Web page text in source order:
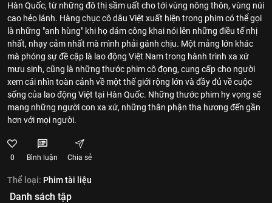
Hàn Quốc, từ những đô thị sầm uất cho tới vùng nông thôn, vùng núi
cao hẻo lánh. Hàng chục cô dâu Việt xuất hiện trong phim có thể gọi
là những "anh hùng" khi họ dám công khai nói lên những điều tế nhị
nhất, nhạy cảm nhất mà mình phải gánh chịu. Một mảng lớn khác
mà phóng sự đề cập là lao động Việt Nam trong hành trình xa xứ
mưu sinh, cũng là những thước phim cô đọng, cung cấp cho người
xem cái nhìn toàn cảnh về một thế giới rộng lớn và đầy đủ về cuộc
sống của lao động Việt tại Hàn Quốc. Những thước phim hy vọng sẽ
mang những người con xa xứ, những thân phận tha hương đến gần
hơn với mọi người.
0 Bình luận Chia sẻ
Thể loại: Phim tài liệu
Danh sách tập